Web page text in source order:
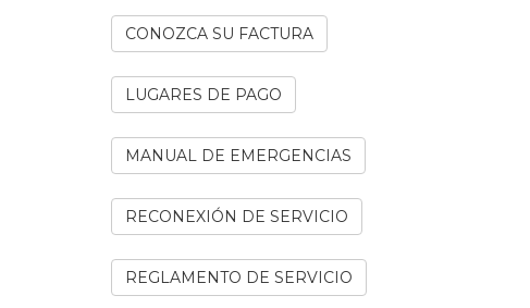
CONOZCA SU FACTURA
LUGARES DE PAGO
MANUAL DE EMERGENCIAS
RECONEXIÓN DE SERVICIO
REGLAMENTO DE SERVICIO